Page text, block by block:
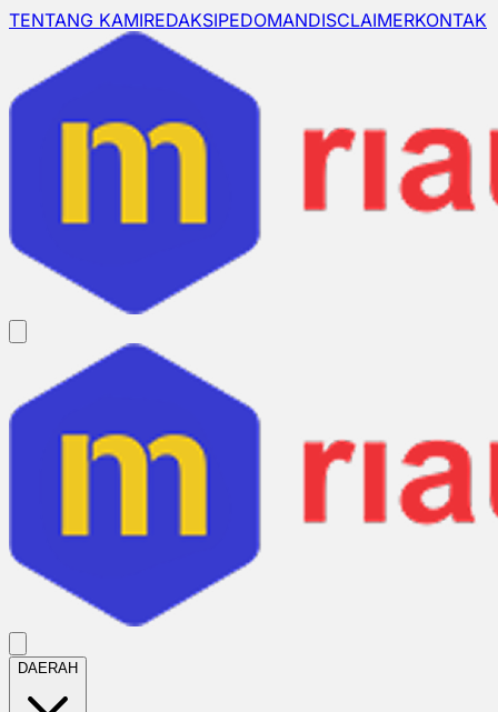
TENTANG KAMIREDAKSIPEDOMANDISCLAIMERKONTAK
DAERAH